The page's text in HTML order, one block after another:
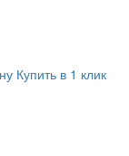
Купить в 1 клик